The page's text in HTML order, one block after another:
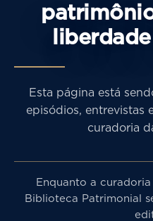
Esta página está
episódios, entrevistas
curadoria
Enquanto a
Biblioteca Patrimonial